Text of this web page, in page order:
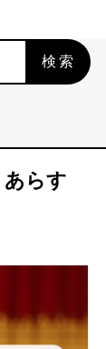
検索
らす